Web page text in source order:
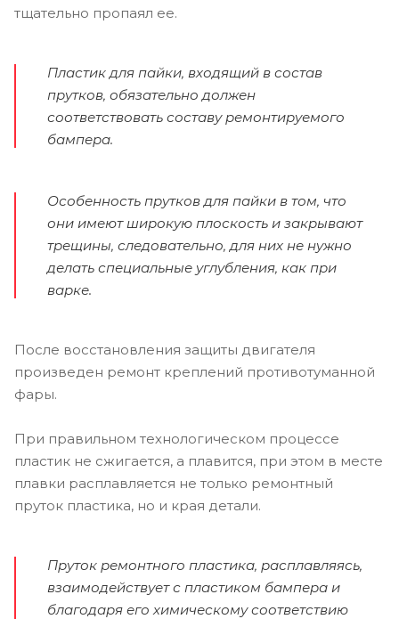
тщательно пропаял ее.
Пластик для пайки, входящий в состав
прутков, обязательно должен
соответствовать составу ремонтируемого
бампера.
Особенность прутков для пайки в том, что
они имеют широкую плоскость и закрывают
трещины, следовательно, для них не нужно
делать специальные углубления, как при
варке.
После восстановления защиты двигателя
произведен ремонт креплений противотуманной
фары.
При правильном технологическом процессе
пластик не сжигается, а плавится, при этом в месте
плавки расплавляется не только ремонтный
пруток пластика, но и края детали.
Пруток ремонтного пластика, расплавляясь,
взаимодействует с пластиком бампера и
благодаря его химическому соответствию